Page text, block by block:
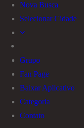
Nova Busca
Selecionar Cidade
Grupo
Fan Page
Baixar Aplicativo
Categoria
Contato